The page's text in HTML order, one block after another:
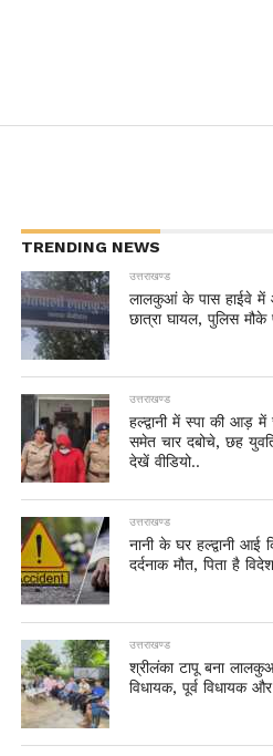
TRENDING NEWS
उत्तराखण्ड
लालकुआं के पास हाईवे में
छात्रा घायल, पुलिस मौके
उत्तराखण्ड
हल्द्वानी में स्पा की आड़
समेत चार दबोचे, छह
देखें वीडियो..
उत्तराखण्ड
नानी के घर हल्द्वानी आई
दर्दनाक मौत, पिता है
उत्तराखण्ड
श्रीलंका टापू बना लालकुआं
विधायक, पूर्व विधायक